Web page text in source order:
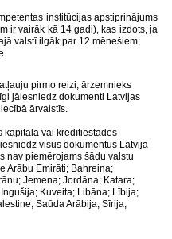
institūcijas apstiprinājums
ir vairāk kā 14 gadi), kas izdots, ja
valstī ilgāk par 12 mēnešiem;
pirmo reizi, ārzemnieks
jāiesniedz dokumenti Latvijas
ārvalstīs.
kapitāla vai kredītiestādes
visus dokumentus Latvija
nav piemērojams šādu valstu
Arābu Emirāti; Bahreina;
Jemena; Jordāna; Katara;
Kuveita; Libāna; Lībija;
Saūda Arābija; Sīrija;